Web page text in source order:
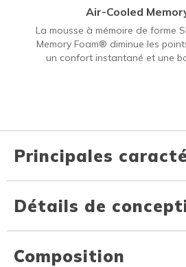
Air-Cooled
La mousse à mémoire de forme
Memory Foam® diminue les
un confort instantané et une
Principales
Détails de
Composition